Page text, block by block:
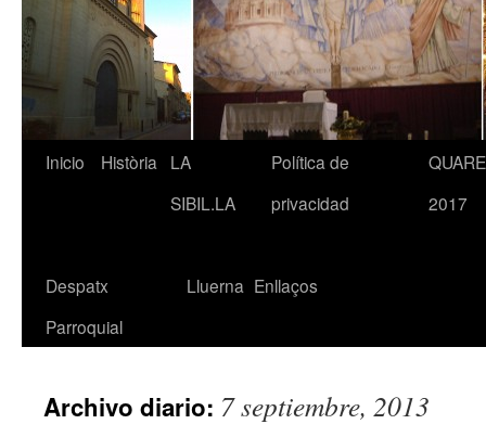
Inicio Història
LA
SIBIL.LA
Política de
privacidad
2017
Despatx
Parroquial
Lluerna Enllaços
Archivo diario: 7 septiembre, 2013